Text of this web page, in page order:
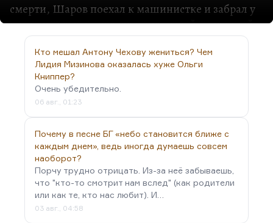
смерти, Шаров поехал к машинистке и забрал у
нее перепечатанную рукопись своей последней
книги, романа «Происшествие на новом
кладбище, или смерть и воскрешение Бутова».
Роман этот тридцать лет лежал в столе, потом
сын Александра Шарова, известный писатель и
историк, друг мой, Владимир Шаров, сумел
после долгих попыток напечатать эту рукопись и
представил ее на Московской ярмарке
non/fictio№, где она была благополучно
распродана за два дня. И вы ее сегодня вряд ли
найдете, а если где-то найдете, то, наверное, в
каком-нибудь из Букинистов или в интернет-
распродажах, в интернете текста нет. И
объяснить вот этот…
Кто мешал Антону Чехову жениться? Чем
Лидия Мизинова оказалась хуже Ольги
Книппер?
Очень убедительно.
06 авг., 01:23
Почему в песне БГ «небо становится ближе с
каждым днем», ведь иногда думаешь совсем
наоборот?
Порчу трудно отрицать. Из-за неё забываешь,
что "кто-то смотрит нам вслед" (как родители
или как те, кто нас любит). И…
03 авг., 04:58